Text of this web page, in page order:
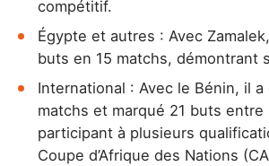
compétitif.
Égypte et autres : Avec
buts en 15 matchs, démontrant
International : Avec le Bénin, il
matchs et marqué 21 buts entre
participant à plusieurs
Coupe d’Afrique des Nations